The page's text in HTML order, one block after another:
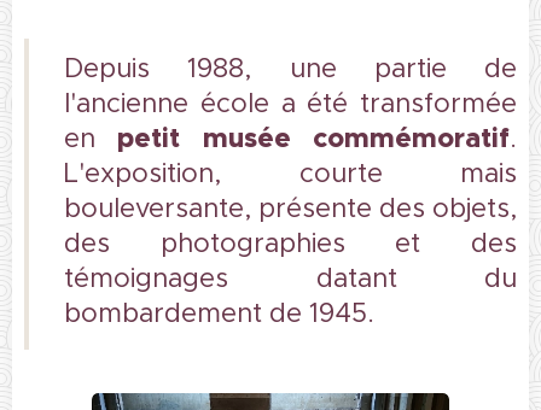
Depuis 1988, une partie de
l'ancienne école a été transformée
en petit musée commémoratif.
L'exposition, courte mais
bouleversante, présente des objets,
des photographies et des
témoignages datant du
bombardement de 1945.